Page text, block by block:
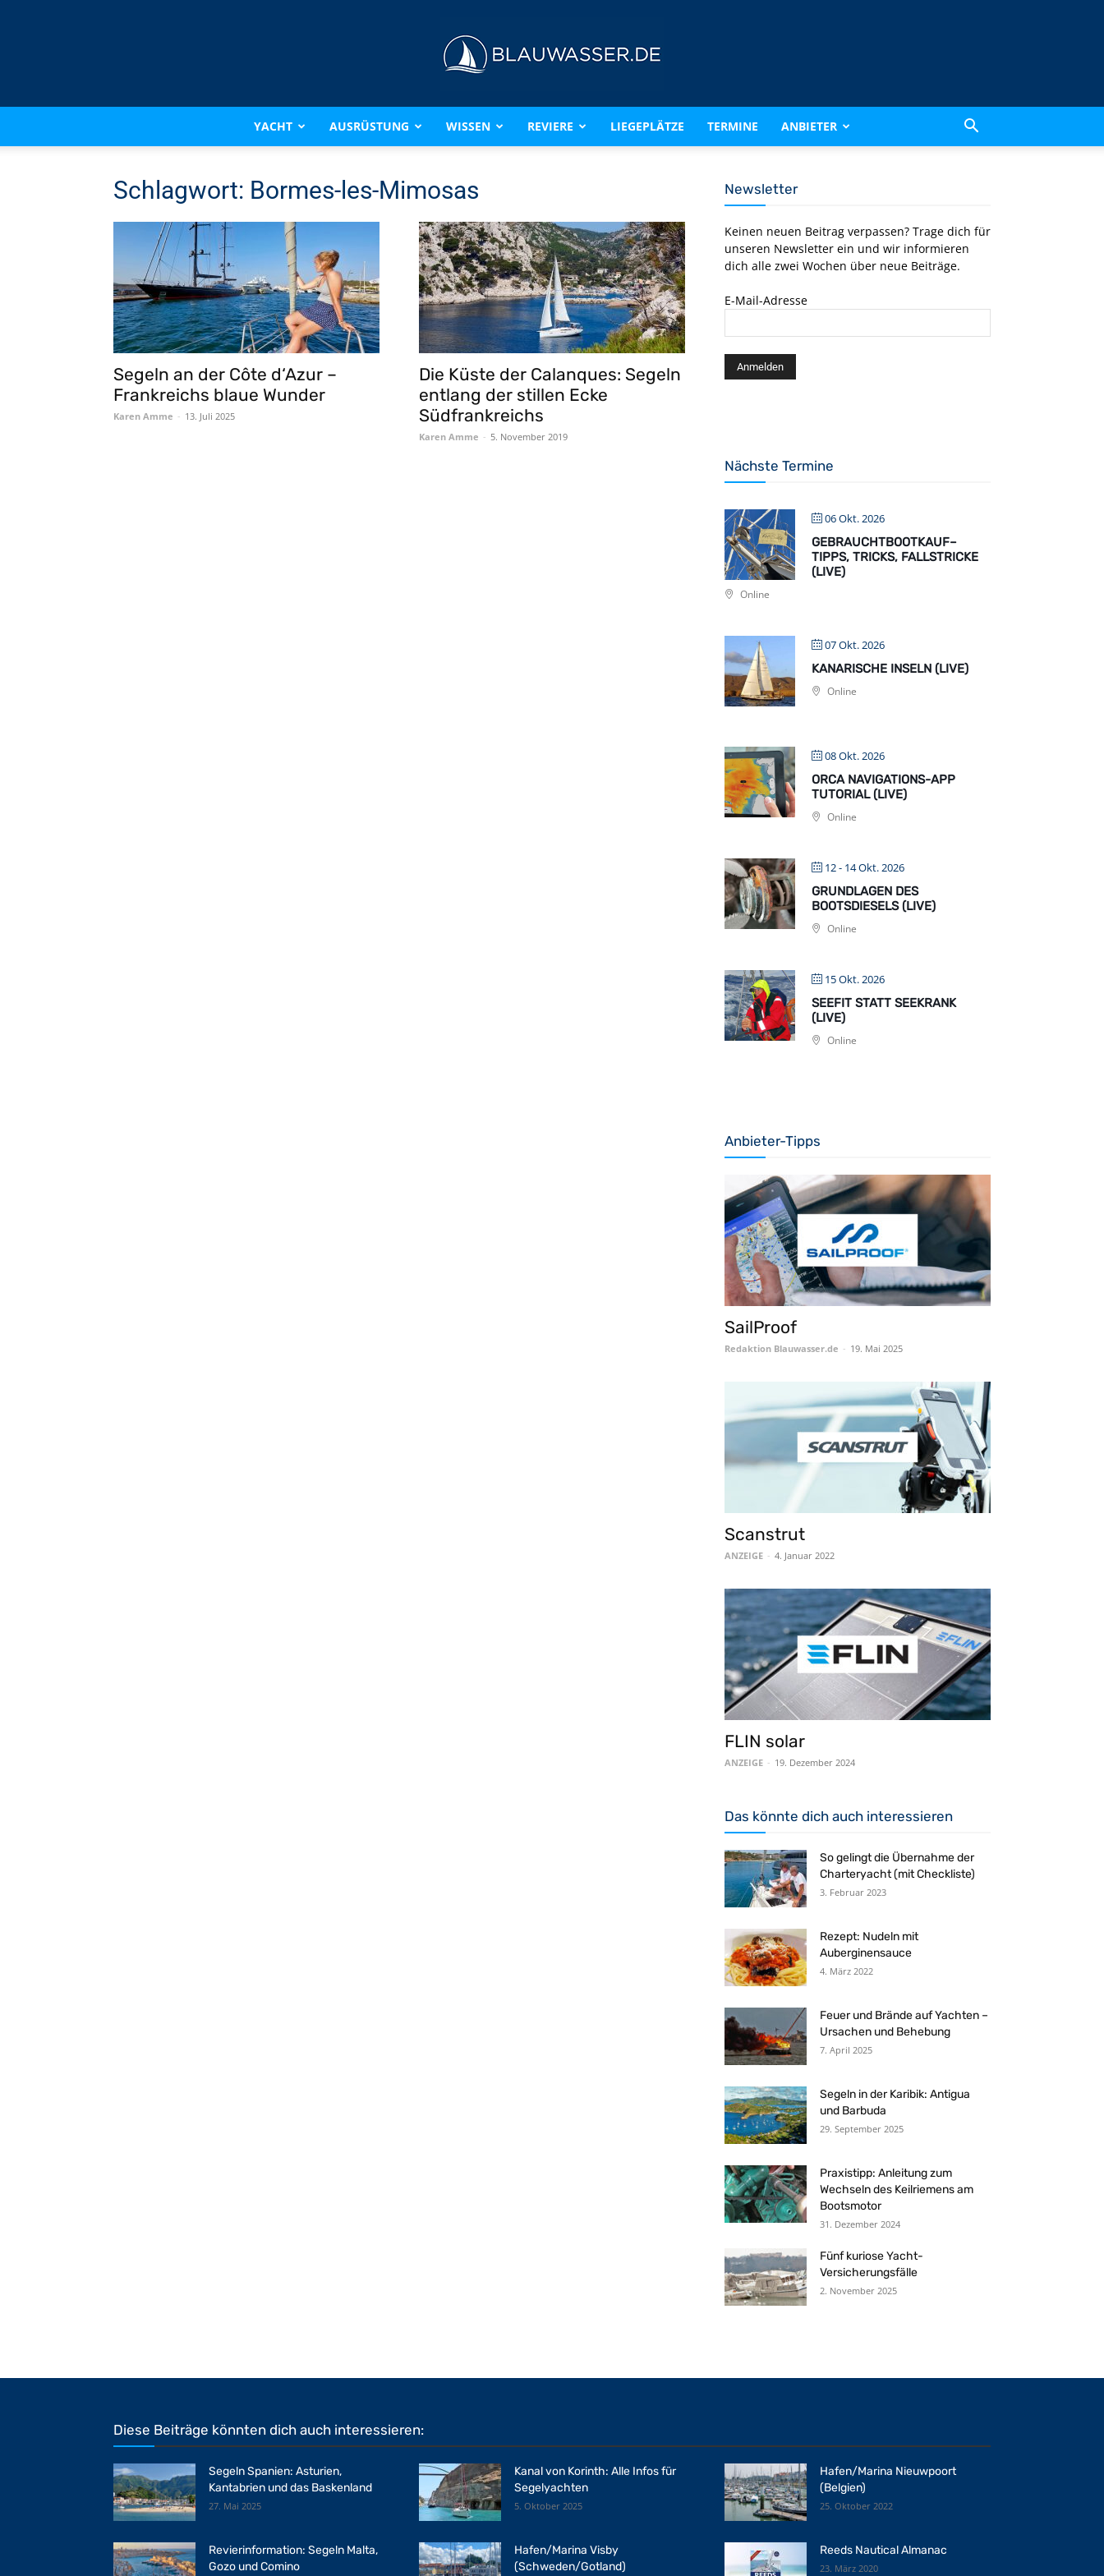
BLAUWASSER.DE
YACHT AUSRÜSTUNG WISSEN REVIERE LIEGEPLÄTZE TERMINE ANBIETER
Schlagwort: Bormes-les-Mimosas
Segeln an der Côte d‘Azur –
Frankreichs blaue Wunder
Karen Amme - 13. Juli 2025
Die Küste der Calanques: Segeln
entlang der stillen Ecke
Südfrankreichs
Karen Amme - 5. November 2019
Newsletter
Keinen neuen Beitrag verpassen? Trage dich für
unseren Newsletter ein und wir informieren
dich alle zwei Wochen über neue Beiträge.
E-Mail-Adresse
Nächste Termine
06 Okt. 2026
GEBRAUCHTBOOTKAUF–
TIPPS, TRICKS, FALLSTRICKE
(LIVE)
Online
07 Okt. 2026
KANARISCHE INSELN (LIVE)
Online
08 Okt. 2026
ORCA NAVIGATIONS-APP
TUTORIAL (LIVE)
Online
12 - 14 Okt. 2026
GRUNDLAGEN DES
BOOTSDIESELS (LIVE)
Online
15 Okt. 2026
SEEFIT STATT SEEKRANK
(LIVE)
Online
Anbieter-Tipps
SailProof
Redaktion Blauwasser.de - 19. Mai 2025
Scanstrut
ANZEIGE - 4. Januar 2022
FLIN solar
ANZEIGE - 19. Dezember 2024
Das könnte dich auch interessieren
So gelingt die Übernahme der
Charteryacht (mit Checkliste)
3. Februar 2023
Rezept: Nudeln mit
Auberginensauce
4. März 2022
Feuer und Brände auf Yachten –
Ursachen und Behebung
7. April 2025
Segeln in der Karibik: Antigua
und Barbuda
29. September 2025
Praxistipp: Anleitung zum
Wechseln des Keilriemens am
Bootsmotor
31. Dezember 2024
Fünf kuriose Yacht-
Versicherungsfälle
2. November 2025
Diese Beiträge könnten dich auch interessieren:
Segeln Spanien: Asturien,
Kantabrien und das Baskenland
27. Mai 2025
Kanal von Korinth: Alle Infos für
Segelyachten
5. Oktober 2025
Hafen/Marina Nieuwpoort
(Belgien)
25. Oktober 2022
Revierinformation: Segeln Malta,
Gozo und Comino
Hafen/Marina Visby
(Schweden/Gotland)
Reeds Nautical Almanac
23. März 2020